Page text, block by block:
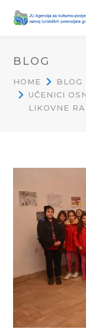
BLOG
HOME
BLOG
UČENICI
LIKOVNE